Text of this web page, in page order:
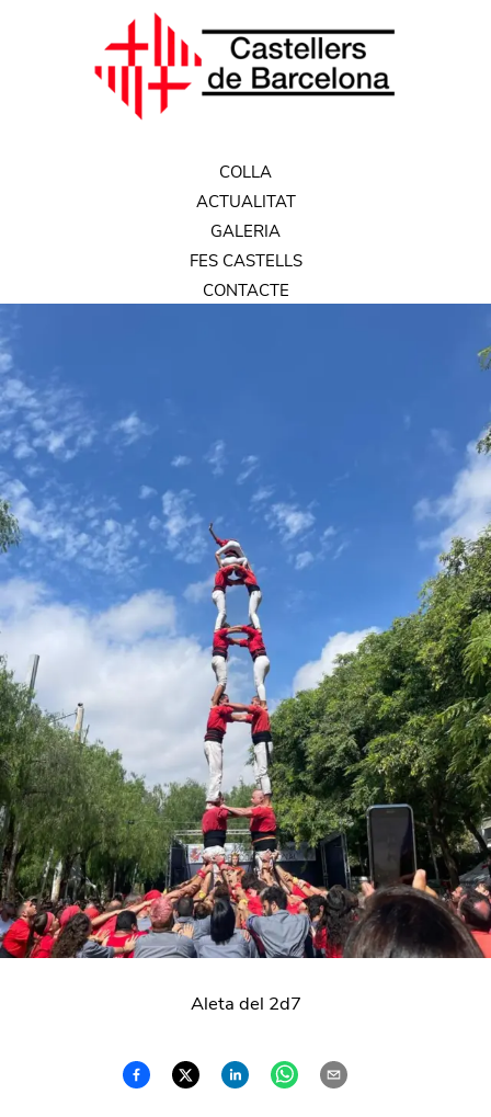
COLLA
ACTUALITAT
GALERIA
FES CASTELLS
CONTACTE
Aleta del 2d7